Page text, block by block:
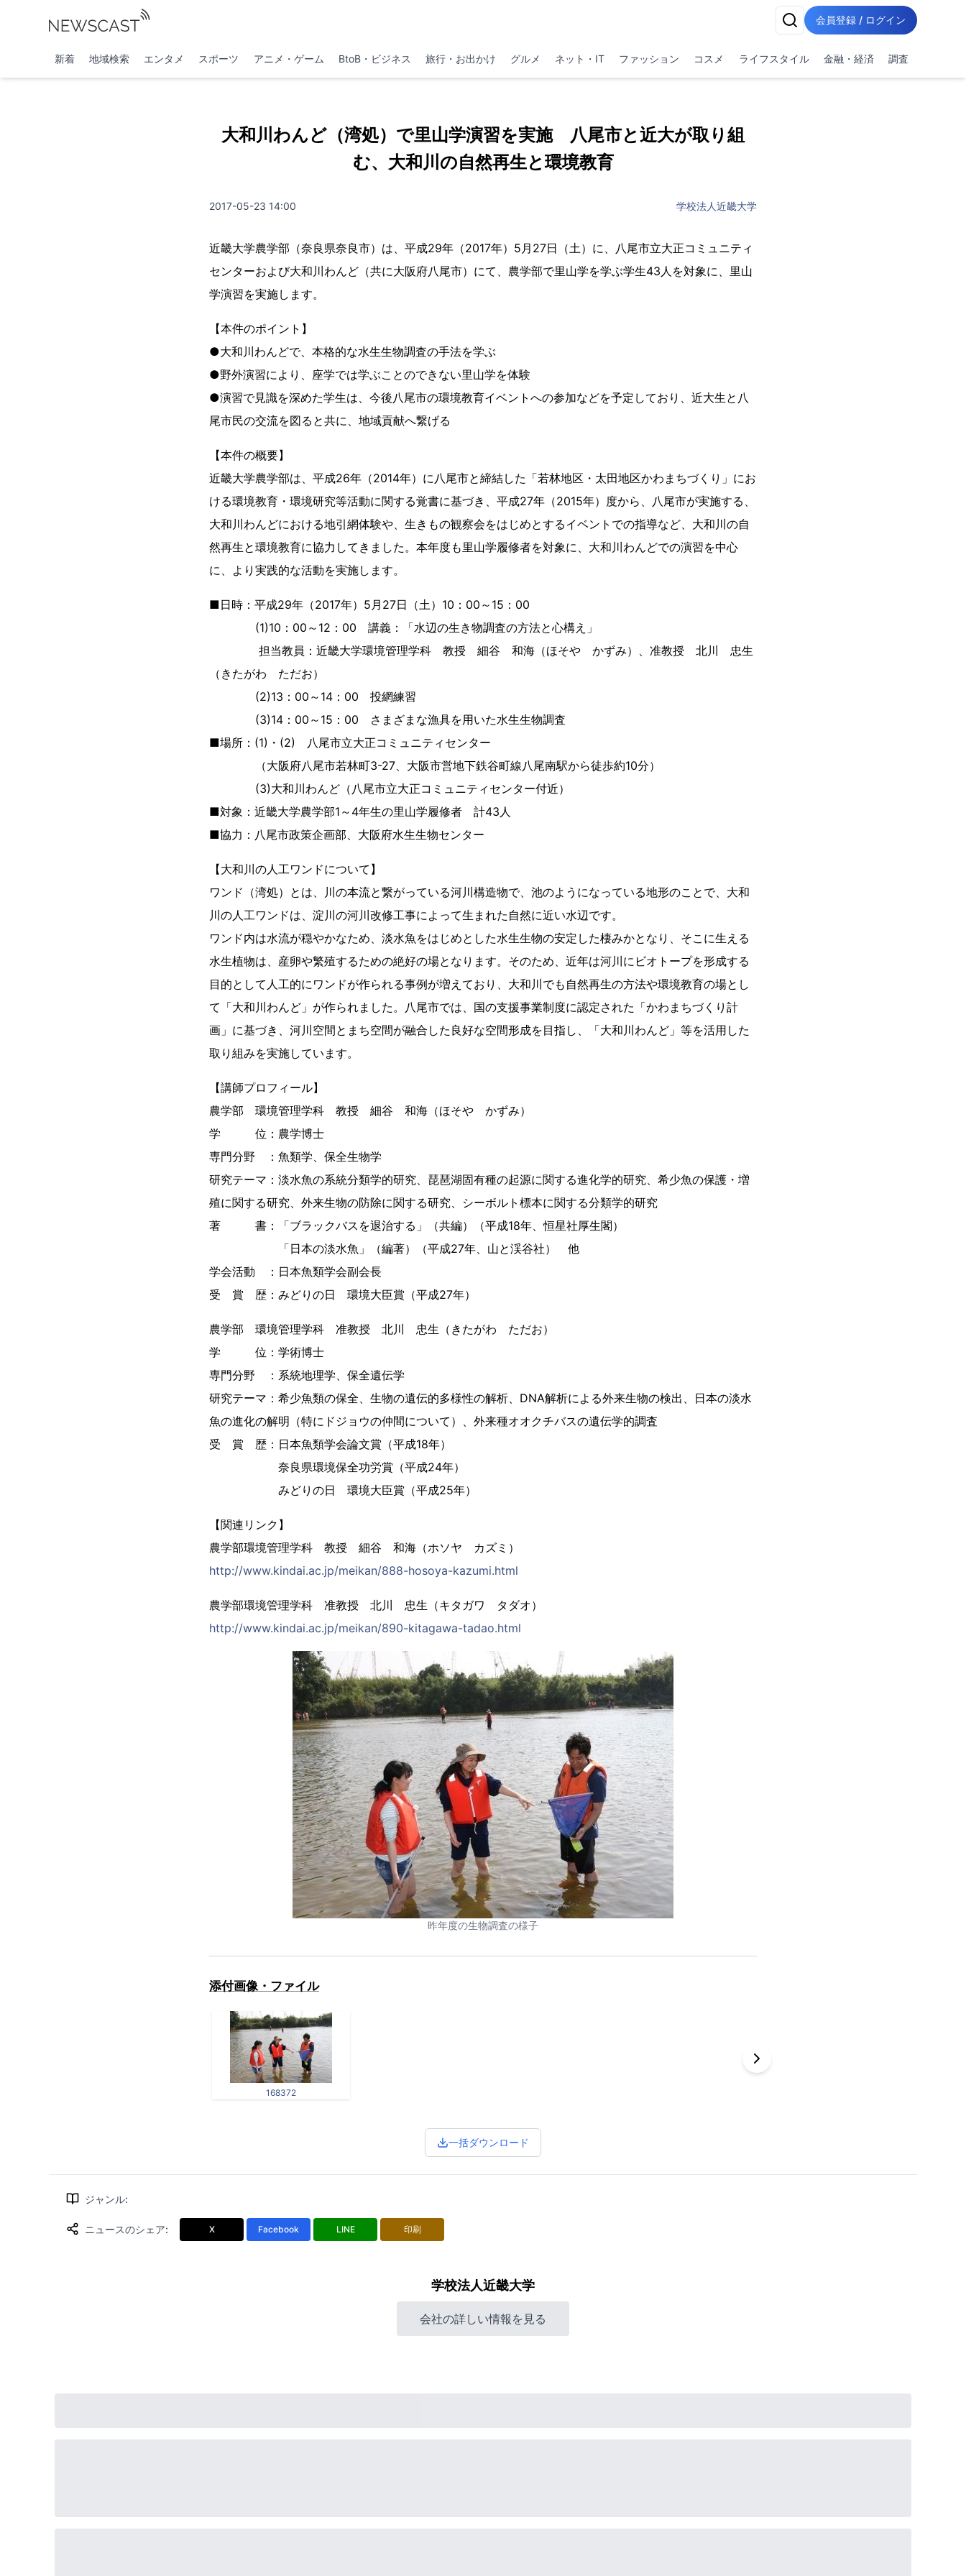
会員登録 / ログイン
新着 地域検索 エンタメ スポーツ アニメ・ゲーム BtoB・ビジネス 旅行・お出かけ グルメ ネット・IT ファッション コスメ ライフスタイル 金融・経済 調査
大和川わんど（湾処）で里山学演習を実施 八尾市と近大が取り組
む、大和川の自然再生と環境教育
2017-05-23 14:00 学校法人近畿大学
近畿大学農学部（奈良県奈良市）は、平成29年（2017年）5月27日（土）に、八尾市立大正コミュニティ
センターおよび大和川わんど（共に大阪府八尾市）にて、農学部で里山学を学ぶ学生43人を対象に、里山
学演習を実施します。
【本件のポイント】
●大和川わんどで、本格的な水生生物調査の手法を学ぶ
●野外演習により、座学では学ぶことのできない里山学を体験
●演習で見識を深めた学生は、今後八尾市の環境教育イベントへの参加などを予定しており、近大生と八
尾市民の交流を図ると共に、地域貢献へ繋げる
【本件の概要】
近畿大学農学部は、平成26年（2014年）に八尾市と締結した「若林地区・太田地区かわまちづくり」にお
ける環境教育・環境研究等活動に関する覚書に基づき、平成27年（2015年）度から、八尾市が実施する、
大和川わんどにおける地引網体験や、生きもの観察会をはじめとするイベントでの指導など、大和川の自
然再生と環境教育に協力してきました。本年度も里山学履修者を対象に、大和川わんどでの演習を中心
に、より実践的な活動を実施します。
■日時：平成29年（2017年）5月27日（土）10：00～15：00
(1)10：00～12：00 講義：「水辺の生き物調査の方法と心構え」
担当教員：近畿大学環境管理学科 教授 細谷 和海（ほそや かずみ）、准教授 北川 忠生
（きたがわ ただお）
(2)13：00～14：00 投網練習
(3)14：00～15：00 さまざまな漁具を用いた水生生物調査
■場所：(1)・(2) 八尾市立大正コミュニティセンター
（大阪府八尾市若林町3-27、大阪市営地下鉄谷町線八尾南駅から徒歩約10分）
(3)大和川わんど（八尾市立大正コミュニティセンター付近）
■対象：近畿大学農学部1～4年生の里山学履修者 計43人
■協力：八尾市政策企画部、大阪府水生生物センター
【大和川の人工ワンドについて】
ワンド（湾処）とは、川の本流と繋がっている河川構造物で、池のようになっている地形のことで、大和
川の人工ワンドは、淀川の河川改修工事によって生まれた自然に近い水辺です。
ワンド内は水流が穏やかなため、淡水魚をはじめとした水生生物の安定した棲みかとなり、そこに生える
水生植物は、産卵や繁殖するための絶好の場となります。そのため、近年は河川にビオトープを形成する
目的として人工的にワンドが作られる事例が増えており、大和川でも自然再生の方法や環境教育の場とし
て「大和川わんど」が作られました。八尾市では、国の支援事業制度に認定された「かわまちづくり計
画」に基づき、河川空間とまち空間が融合した良好な空間形成を目指し、「大和川わんど」等を活用した
取り組みを実施しています。
【講師プロフィール】
農学部 環境管理学科 教授 細谷 和海（ほそや かずみ）
学 位：農学博士
専門分野 ：魚類学、保全生物学
研究テーマ：淡水魚の系統分類学的研究、琵琶湖固有種の起源に関する進化学的研究、希少魚の保護・増
殖に関する研究、外来生物の防除に関する研究、シーボルト標本に関する分類学的研究
著 書：「ブラックバスを退治する」（共編）（平成18年、恒星社厚生閣）
「日本の淡水魚」（編著）（平成27年、山と渓谷社） 他
学会活動 ：日本魚類学会副会長
受 賞 歴：みどりの日 環境大臣賞（平成27年）
農学部 環境管理学科 准教授 北川 忠生（きたがわ ただお）
学 位：学術博士
専門分野 ：系統地理学、保全遺伝学
研究テーマ：希少魚類の保全、生物の遺伝的多様性の解析、DNA解析による外来生物の検出、日本の淡水
魚の進化の解明（特にドジョウの仲間について）、外来種オオクチバスの遺伝学的調査
受 賞 歴：日本魚類学会論文賞（平成18年）
奈良県環境保全功労賞（平成24年）
みどりの日 環境大臣賞（平成25年）
【関連リンク】
農学部環境管理学科 教授 細谷 和海（ホソヤ カズミ）
http://www.kindai.ac.jp/meikan/888-hosoya-kazumi.html
農学部環境管理学科 准教授 北川 忠生（キタガワ タダオ）
http://www.kindai.ac.jp/meikan/890-kitagawa-tadao.html
昨年度の生物調査の様子
添付画像・ファイル
168372
一括ダウンロード
ジャンル:
ニュースのシェア: X Facebook LINE 印刷
学校法人近畿大学
会社の詳しい情報を見る